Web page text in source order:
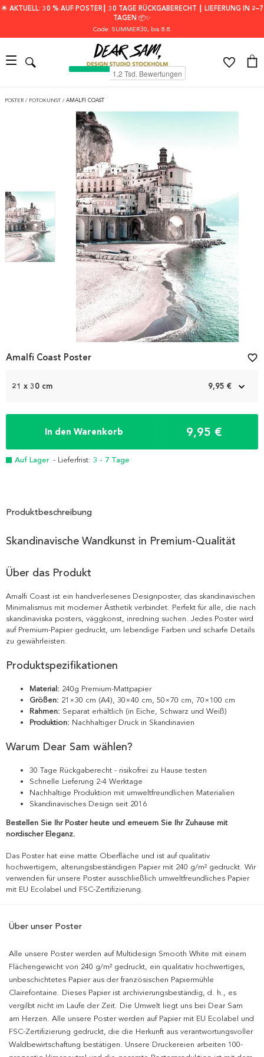
🌟 AKTUELL: 30 % AUF POSTER┃ 30 TAGE RÜCKGABERECHT ┃ LIEFERUNG IN 2–7
TAGEN 📦✨
Code: SUMMER30, bis 8.8.
POSTER / FOTOKUNST / AMALFI COAST
21 x 30 cm 9,95 €
In den Warenkorb 9,95 €
Auf Lager - Lieferfrist: 3 - 7 Tage
Amalfi Coast Poster favorite_border
Produktbeschreibung
Skandinavische Wandkunst in Premium-Qualität
Über das Produkt
Amalfi Coast ist ein handverlesenes Designposter, das skandinavischen
Minimalismus mit moderner Ästhetik verbindet. Perfekt für alle, die nach
skandinaviska posters, väggkonst, inredning suchen. Jedes Poster wird
auf Premium-Papier gedruckt, um lebendige Farben und scharfe Details
zu gewährleisten.
Produktspezifikationen
Material: 240g Premium-Mattpapier
Größen: 21×30 cm (A4), 30×40 cm, 50×70 cm, 70×100 cm
Rahmen: Separat erhältlich (in Eiche, Schwarz und Weiß)
Produktion: Nachhaltiger Druck in Skandinavien
Warum Dear Sam wählen?
30 Tage Rückgaberecht - risikofrei zu Hause testen
Schnelle Lieferung 2-4 Werktage
Nachhaltige Produktion mit umweltfreundlichen Materialien
Skandinavisches Design seit 2016
Bestellen Sie Ihr Poster heute und erneuern Sie Ihr Zuhause mit
nordischer Eleganz.
Das Poster hat eine matte Oberfläche und ist auf qualitativ
hochwertigem, alterungsbeständigen Papier mit 240 g/m² gedruckt. Wir
verwenden für unsere Poster ausschließlich umweltfreundliches Papier
mit EU Ecolabel und FSC-Zertifizierung.
Über unser Poster
Alle unsere Poster werden auf Multidesign Smooth White mit einem
Flächengewicht von 240 g/m² gedruckt, ein qualitativ hochwertiges,
unbeschichtetes Papier aus der französischen Papiermühle
Clairefontaine. Dieses Papier ist archivierungsbeständig, d. h., es
vergilbt nicht im Laufe der Zeit. Die Umwelt liegt uns bei Dear Sam
am Herzen. Alle unsere Poster werden auf Papier mit EU Ecolabel und
FSC-Zertifizierung gedruckt, die die Herkunft aus verantwortungsvoller
Waldbewirtschaftung bestätigen. Unsere Druckereien arbeiten 100-